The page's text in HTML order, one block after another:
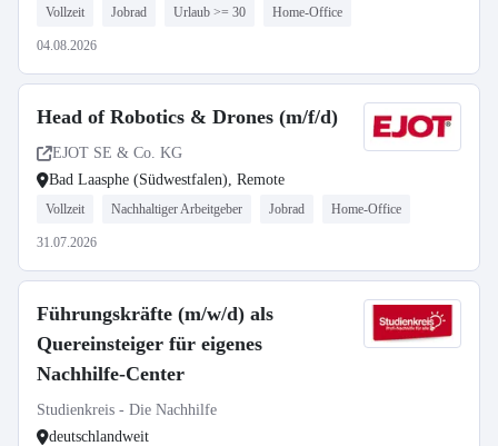
Vollzeit Jobrad Urlaub >= 30 Home-Office
04.08.2026
Head of Robotics & Drones (m/f/d)
EJOT SE & Co. KG
Bad Laasphe (Südwestfalen), Remote
Vollzeit Nachhaltiger Arbeitgeber Jobrad Home-Office
31.07.2026
Führungskräfte (m/w/d) als
Quereinsteiger für eigenes
Nachhilfe-Center
Studienkreis - Die Nachhilfe
deutschlandweit